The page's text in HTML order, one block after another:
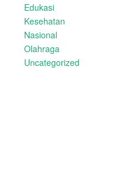
Edukasi
Kesehatan
Nasional
Olahraga
Uncategorized